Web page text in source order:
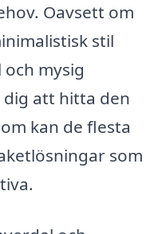
Oavsett om
stil
mysig
dig att hitta den
kan de flesta
som